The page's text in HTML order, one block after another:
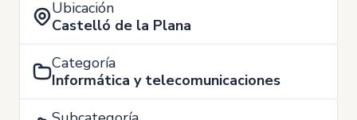
Ubicación
Castelló de la Plana
Categoría
Informática y telecomunicaciones